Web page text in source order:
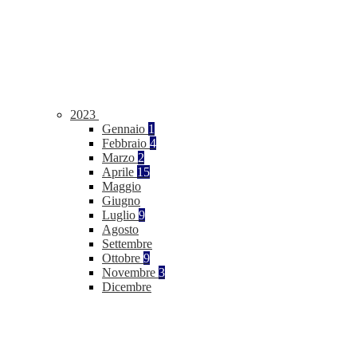
2023
Gennaio 1
Febbraio 4
Marzo 2
Aprile 15
Maggio
Giugno
Luglio 9
Agosto
Settembre
Ottobre 9
Novembre 3
Dicembre